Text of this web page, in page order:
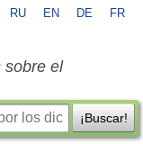
RU EN DE FR
sobre el
¡Buscar!